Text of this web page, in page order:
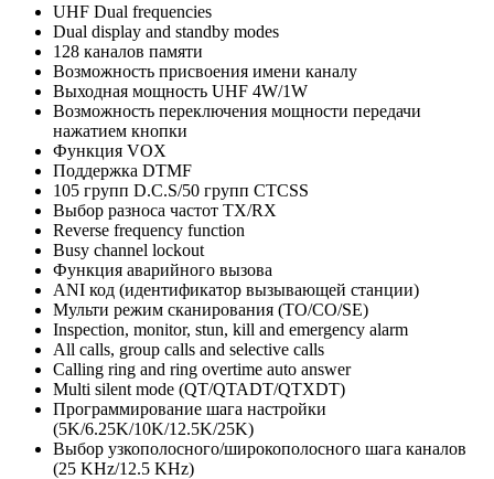
UHF Dual frequencies
Dual display and standby modes
128 каналов памяти
Возможность присвоения имени каналу
Выходная мощность UHF 4W/1W
Возможность переключения мощности передачи
нажатием кнопки
Функция VOX
Поддержка DTMF
105 групп D.C.S/50 групп CTCSS
Выбор разноса частот TX/RX
Reverse frequency function
Busy channel lockout
Функция аварийного вызова
ANI код (идентификатор вызывающей станции)
Мульти режим сканирования (ТО/СО/SE)
Inspection, monitor, stun, kill and emergency alarm
All calls, group calls and selective calls
Calling ring and ring overtime auto answer
Multi silent mode (QT/QTADT/QTXDT)
Программирование шага настройки
(5K/6.25K/10K/12.5K/25K)
Выбор узкополосного/широкополосного шага каналов
(25 KHz/12.5 KHz)